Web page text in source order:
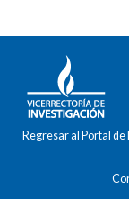
Regresar al Portal